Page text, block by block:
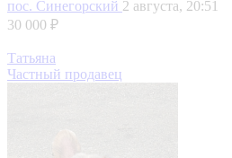
пос. Синегорский 2 августа, 20:51
30 000 ₽
Татьяна
Частный продавец